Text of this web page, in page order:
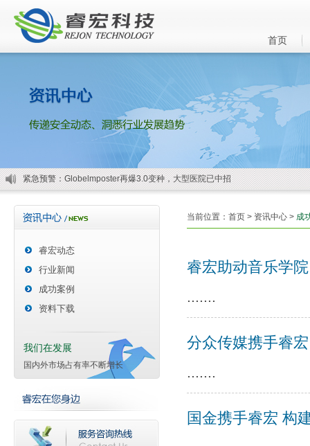
首页
论一朵超融合企业级云的自我修养 !
永恒之蓝热度不减，深信服发现WmSrvMiner新型病毒
安全预警：GandCrab4.0勒索变种来袭
紧急预警：Globelmposter再爆3.0变种，大型医院已中招
访问控制成关键，盈高科技5招筑牢物联网安全防线
论一朵超融合企业级云的自我修养 !
永恒之蓝热度不减，深信服发现WmSrvMiner新型病毒
紧急预警：Globelmposter再爆3.0变种，大型医院已中招
睿宏动态
行业新闻
成功案例
资料下载
我们在发展
国内外市场占有率不断增长
当前位置： 首页 > 资讯中心 > 成
睿宏助动音乐学
.......
分众传媒携手睿
.......
国金携手睿宏 构